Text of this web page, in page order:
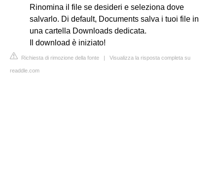
Rinomina il file se desideri e seleziona dove
salvarlo. Di default, Documents salva i tuoi file in
una cartella Downloads dedicata.
Il download è iniziato!
Richiesta di rimozione della fonte | Visualizza la risposta completa su
readdle.com